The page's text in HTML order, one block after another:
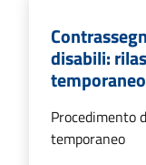
disabili:
temporaneo
Procedimento
temporaneo